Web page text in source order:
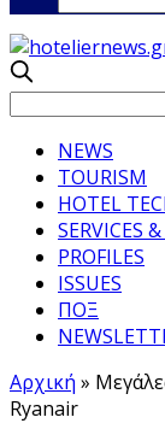
NEWS
TOURISM
HOTEL
SERVICES
PROFILES
ISSUES
ΠΟΞ
Αρχική »
Ryanair